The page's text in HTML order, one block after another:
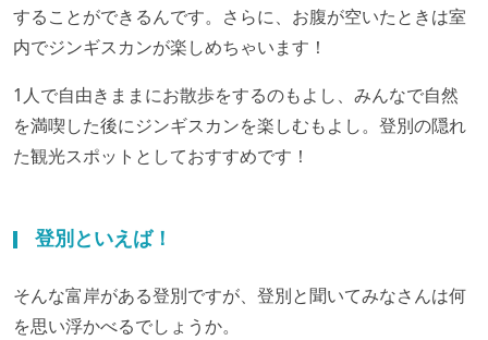
することができるんです。さらに、お腹が空いたときは室
内でジンギスカンが楽しめちゃいます！
1人で自由きままにお散歩をするのもよし、みんなで自然
を満喫した後にジンギスカンを楽しむもよし。登別の隠れ
た観光スポットとしておすすめです！
登別といえば！
そんな富岸がある登別ですが、登別と聞いてみなさんは何
を思い浮かべるでしょうか。